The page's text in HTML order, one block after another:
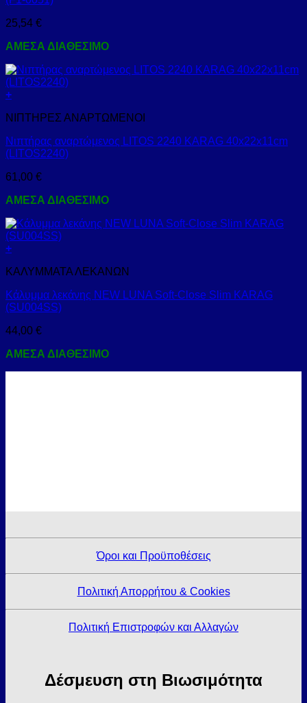
25,54 €
ΑΜΕΣΑ ΔΙΑΘΕΣΙΜΟ
+
ΝΙΠΤΗΡΕΣ ΑΝΑΡΤΩΜΕΝΟΙ
Νιπτήρας αναρτώμενος LITOS 2240 KARAG 40x22x11cm
(LITOS2240)
61,00 €
ΑΜΕΣΑ ΔΙΑΘΕΣΙΜΟ
+
ΚΑΛΥΜΜΑΤΑ ΛΕΚΑΝΩΝ
Κάλυμμα λεκάνης NEW LUNA Soft-Close Slim KARAG
(SU004SS)
44,00 €
ΑΜΕΣΑ ΔΙΑΘΕΣΙΜΟ
Όροι και Προϋποθέσεις
Πολιτική Απορρήτου & Cookies
Πολιτική Επιστροφών και Αλλαγών
Δέσμευση στη Βιωσιμότητα